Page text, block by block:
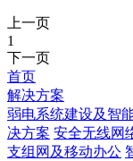
上一页
1
下一页
首页
解决方案
弱电系统建设及智
决方案 安全无线网
支组网及移动办公